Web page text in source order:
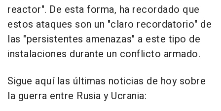
reactor". De esta forma, ha recordado que
estos ataques son un "claro recordatorio" de
las "persistentes amenazas" a este tipo de
instalaciones durante un conflicto armado.
Sigue aquí las últimas noticias de hoy sobre
la guerra entre Rusia y Ucrania: